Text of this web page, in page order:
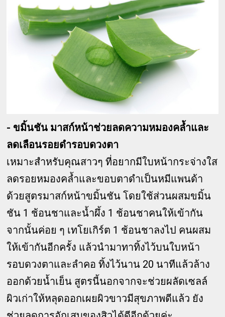
- ขมิ้นชัน มาสก์หน้าช่วยลดความหมองคล้ำและ
ลดเลือนรอยดำรอบดวงตา
เหมาะสำหรับคุณสาวๆ ที่อยากมีใบหน้ากระจ่างใส
ลดรอยหมองคล้ำและขอบตาดำเป็นหมีแพนด้า
ด้วยสูตรมาสก์หน้าขมิ้นชัน โดยใช้ส่วนผสมขมิ้น
ชัน 1 ช้อนชาและน้ำผึ้ง 1 ช้อนชาคนให้เข้ากัน
จากนั้นค่อย ๆ เทโยเกิร์ต 1 ช้อนชาลงไป คนผสม
ให้เข้ากันอีกครั้ง แล้วนำมาทาทิ้งไว้บนใบหน้า
รอบดวงตาและลำคอ ทิ้งไว้นาน 20 นาทีแล้วล้าง
ออกด้วยน้ำเย็น สูตรนี้นอกจากจะช่วยผลัดเซลล์
ผิวเก่าให้หลุดออกเผยผิวขาวมีสุขภาพดีแล้ว ยัง